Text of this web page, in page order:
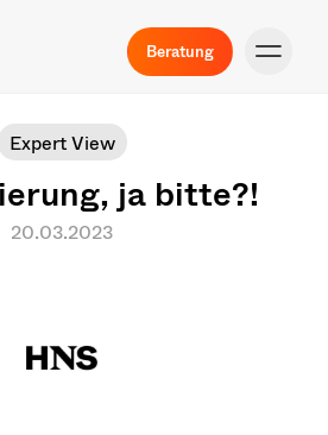
Beratung
Expert View
ja bitte?!
20.03.2023